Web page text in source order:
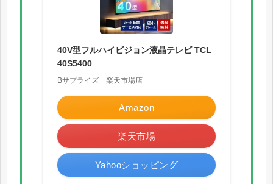
40V型フルハイビジョン液晶テレビ TCL
40S5400
Bサプライズ 楽天市場店
Amazon
楽天市場
Yahooショッピング